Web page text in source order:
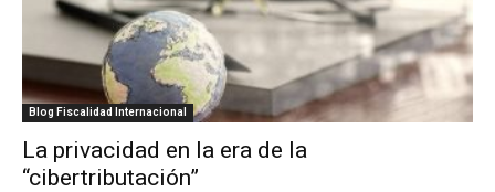
Blog Fiscalidad Internacional
La privacidad en la era de la
“cibertributación”